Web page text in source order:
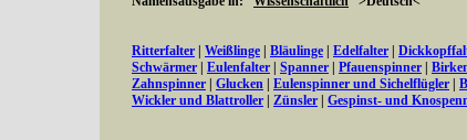
Ritterfalter Weißlinge Bläulinge Edelfalter
Schwärmer
Eulenfalter Spanner Pfauenspinner
Zahnspinner
Glucken Eulenspinner und Sichelflügler
Wickler und Blattroller
Zünsler Gespinst- und